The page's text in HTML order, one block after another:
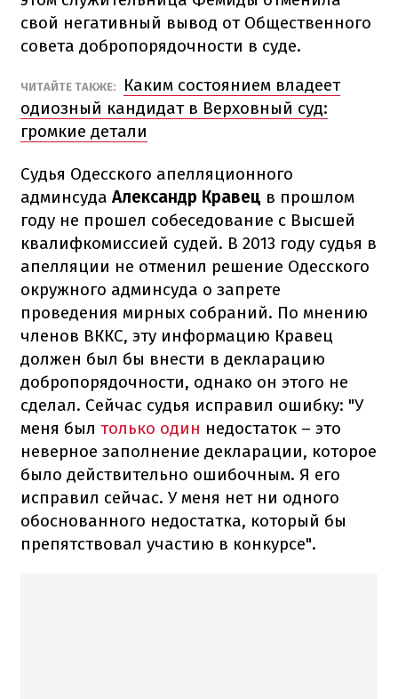
свой негативный вывод от Общественного
совета добропорядочности в суде.
ЧИТАЙТЕ ТАКЖЕ:
Каким состоянием владеет
одиозный кандидат в Верховный суд:
громкие детали
Судья Одесского апелляционного
админсуда Александр Кравец в прошлом
году не прошел собеседование с Высшей
квалифкомиссией судей. В 2013 году судья в
апелляции не отменил решение Одесского
окружного админсуда о запрете
проведения мирных собраний. По мнению
членов ВККС, эту информацию Кравец
должен был бы внести в декларацию
добропорядочности, однако он этого не
сделал. Сейчас судья исправил ошибку: "У
меня был только один недостаток – это
неверное заполнение декларации, которое
было действительно ошибочным. Я его
исправил сейчас. У меня нет ни одного
обоснованного недостатка, который бы
препятствовал участию в конкурсе".